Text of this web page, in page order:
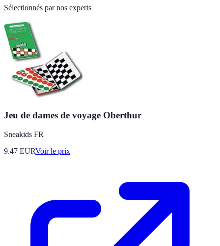
Sélectionnés par nos experts
Jeu de dames de voyage Oberthur
Sneakids FR
9.47 EURVoir le prix